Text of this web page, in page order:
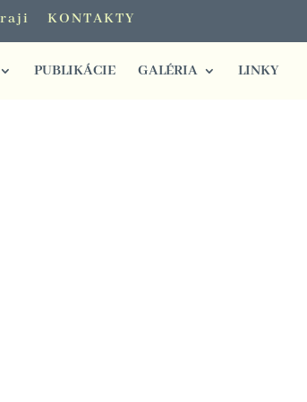
KONTAKTY
PUBLIKÁCIE GALÉRIA LINKY